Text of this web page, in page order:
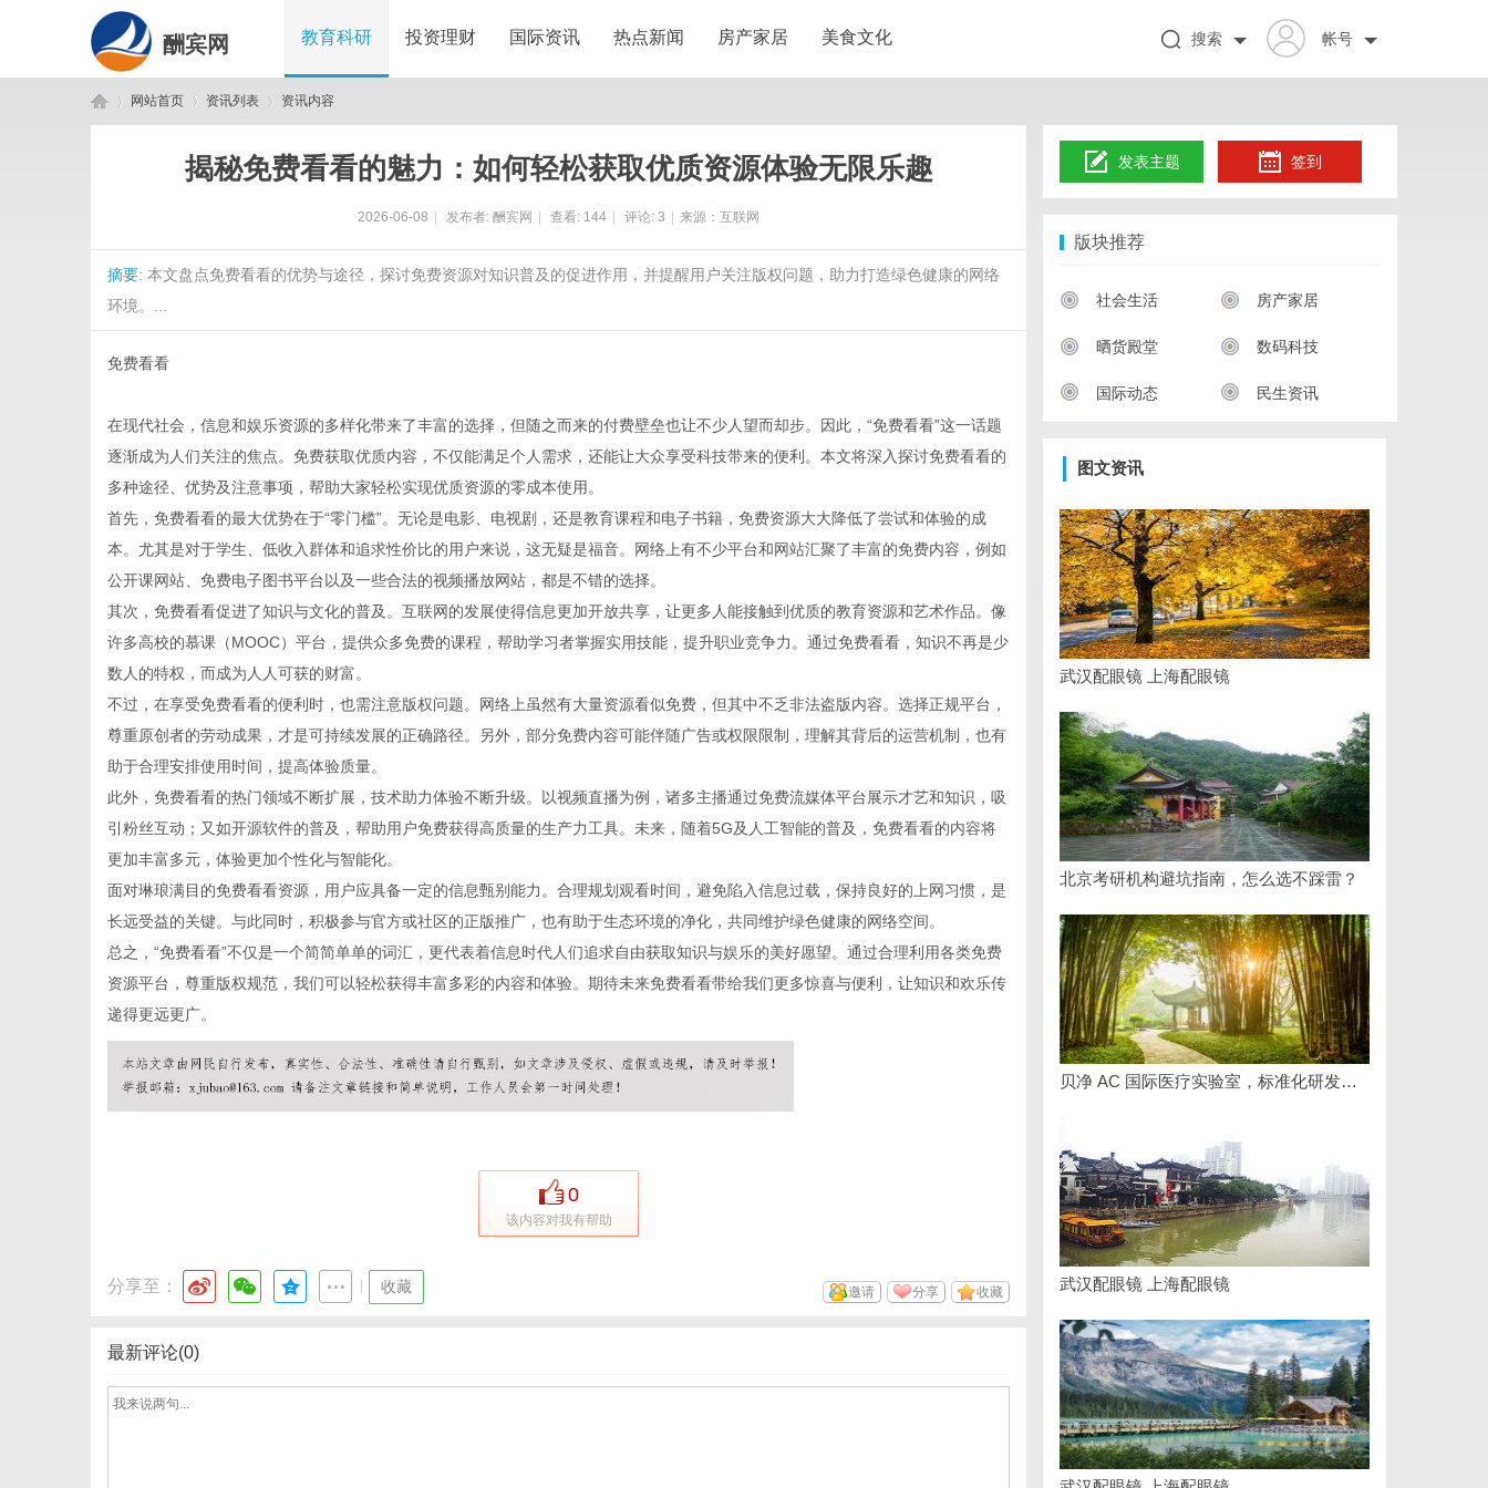
酬宾网 教育科研 投资理财 国际资讯 热点新闻 房产家居 美食文化 帐号
搜索
网站首页 资讯列表 资讯内容
揭秘免费看看的魅力：如何轻松获取优质资源体验无限乐趣
2026-06-08 发布者: 酬宾网 查看: 144 评论: 3 来源：互联网
摘要: 本文盘点免费看看的优势与途径，探讨免费资源对知识普及的促进作用，并提醒用户关注版权问题，助力打造绿色健康的网络
环境。...
免费看看
在现代社会，信息和娱乐资源的多样化带来了丰富的选择，但随之而来的付费壁垒也让不少人望而却步。因此，“免费看看”这一话题
逐渐成为人们关注的焦点。免费获取优质内容，不仅能满足个人需求，还能让大众享受科技带来的便利。本文将深入探讨免费看看的
多种途径、优势及注意事项，帮助大家轻松实现优质资源的零成本使用。
首先，免费看看的最大优势在于“零门槛”。无论是电影、电视剧，还是教育课程和电子书籍，免费资源大大降低了尝试和体验的成
本。尤其是对于学生、低收入群体和追求性价比的用户来说，这无疑是福音。网络上有不少平台和网站汇聚了丰富的免费内容，例如
公开课网站、免费电子图书平台以及一些合法的视频播放网站，都是不错的选择。
其次，免费看看促进了知识与文化的普及。互联网的发展使得信息更加开放共享，让更多人能接触到优质的教育资源和艺术作品。像
许多高校的慕课（MOOC）平台，提供众多免费的课程，帮助学习者掌握实用技能，提升职业竞争力。通过免费看看，知识不再是少
数人的特权，而成为人人可获的财富。
不过，在享受免费看看的便利时，也需注意版权问题。网络上虽然有大量资源看似免费，但其中不乏非法盗版内容。选择正规平台，
尊重原创者的劳动成果，才是可持续发展的正确路径。另外，部分免费内容可能伴随广告或权限限制，理解其背后的运营机制，也有
助于合理安排使用时间，提高体验质量。
此外，免费看看的热门领域不断扩展，技术助力体验不断升级。以视频直播为例，诸多主播通过免费流媒体平台展示才艺和知识，吸
引粉丝互动；又如开源软件的普及，帮助用户免费获得高质量的生产力工具。未来，随着5G及人工智能的普及，免费看看的内容将
更加丰富多元，体验更加个性化与智能化。
面对琳琅满目的免费看看资源，用户应具备一定的信息甄别能力。合理规划观看时间，避免陷入信息过载，保持良好的上网习惯，是
长远受益的关键。与此同时，积极参与官方或社区的正版推广，也有助于生态环境的净化，共同维护绿色健康的网络空间。
总之，“免费看看”不仅是一个简简单单的词汇，更代表着信息时代人们追求自由获取知识与娱乐的美好愿望。通过合理利用各类免费
资源平台，尊重版权规范，我们可以轻松获得丰富多彩的内容和体验。期待未来免费看看带给我们更多惊喜与便利，让知识和欢乐传
递得更远更广。
0
该内容对我有帮助
分享至： 收藏 收藏
分享
邀请
最新评论(0)
发表主题 签到
版块推荐
社会生活 房产家居
晒货殿堂 数码科技
国际动态 民生资讯
图文资讯
武汉配眼镜 上海配眼镜
北京考研机构避坑指南，怎么选不踩雷？
贝净 AC 国际医疗实验室，标准化研发体系全解析
武汉配眼镜 上海配眼镜